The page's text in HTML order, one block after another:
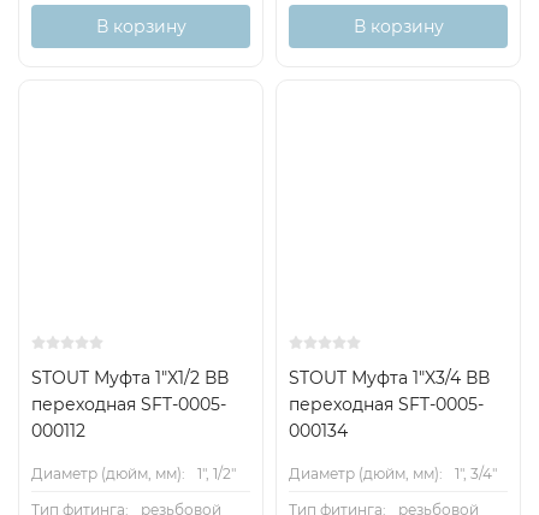
В корзину В корзину
STOUT Муфта 1"X1/2 ВВ
переходная SFT-0005-
000112
Диаметр (дюйм, мм):
1", 1/2"
Тип фитинга:
резьбовой
STOUT Муфта 1"X3/4 ВВ
переходная SFT-0005-
000134
Диаметр (дюйм, мм):
1", 3/4"
Тип фитинга:
резьбовой